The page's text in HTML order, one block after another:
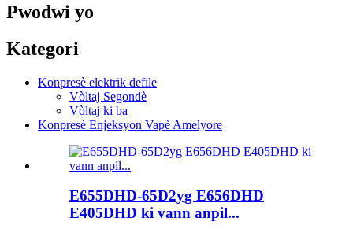
Pwodwi yo
Kategori
Konpresè elektrik defile
Vòltaj Segondè
Vòltaj ki ba
Konpresè Enjeksyon Vapè Amelyore
E655DHD-65D2yg E656DHD
E405DHD ki vann anpil...